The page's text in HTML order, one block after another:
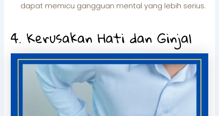
dapat memicu gangguan mental yang lebih serius.
4. Kerusakan Hati dan Ginjal